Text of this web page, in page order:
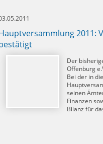
2011:
Der
Offenburg
Bei der in
seinen
Finanzen
Bilanz für